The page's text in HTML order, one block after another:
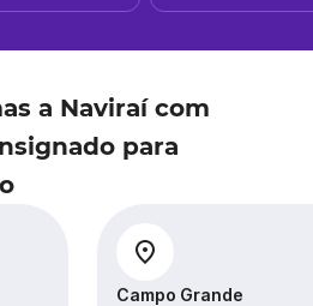
a Naviraí com
para
Campo Grande